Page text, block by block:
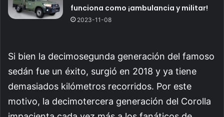
funciona como ¡ambulancia y militar!
2023-11-08
Si bien la decimosegunda generación del famoso
sedán fue un éxito, surgió en 2018 y ya tiene
demasiados kilómetros recorridos. Por este
motivo, la decimotercera generación del Corolla